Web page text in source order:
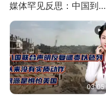
媒体罕见反思：中国到底
是不是在"拆台"
03:05